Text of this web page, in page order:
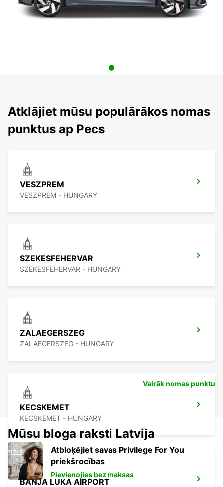
Atklājiet mūsu populārākos nomas
punktus ap Pecs
VESZPREM
VESZPREM - HUNGARY
SZEKESFEHERVAR
SZEKESFEHERVAR - HUNGARY
ZALAEGERSZEG
ZALAEGERSZEG - HUNGARY
KECSKEMET
KECSKEMET - HUNGARY
BANJA LUKA AIRPORT
Vairāk nomas punktu
Mūsu bloga raksti Latvija
Atbloķējiet savas Privilege For You
priekšrocības
Pievienojies bez maksas